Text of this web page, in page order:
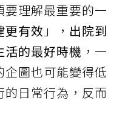
要理解最重要的一
更有效 」， 出院到
活的最好時機 ，一
企圖也可能變得低
日常行為，反而